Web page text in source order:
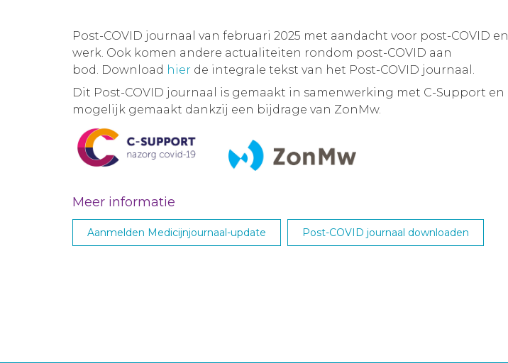
Post-COVID journaal van februari 2025 met aandacht voor post-COVID en
werk. Ook komen andere actualiteiten rondom post-COVID aan
bod. Download hier de integrale tekst van het Post-COVID journaal.
Dit Post-COVID journaal is gemaakt in samenwerking met C-Support en
mogelijk gemaakt dankzij een bijdrage van ZonMw.
Meer informatie
Aanmelden Medicijnjournaal-update Post-COVID journaal downloaden